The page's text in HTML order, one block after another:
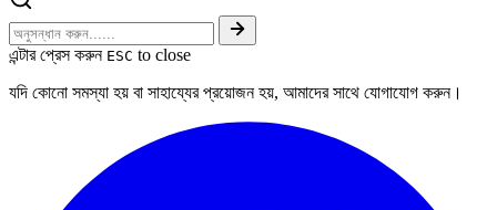
এন্টার প্রেস করুন ESC to close
যদি কোনো সমস্যা হয় বা সাহায্যের প্রয়োজন হয়, আমাদের সাথে যোগাযোগ করুন।